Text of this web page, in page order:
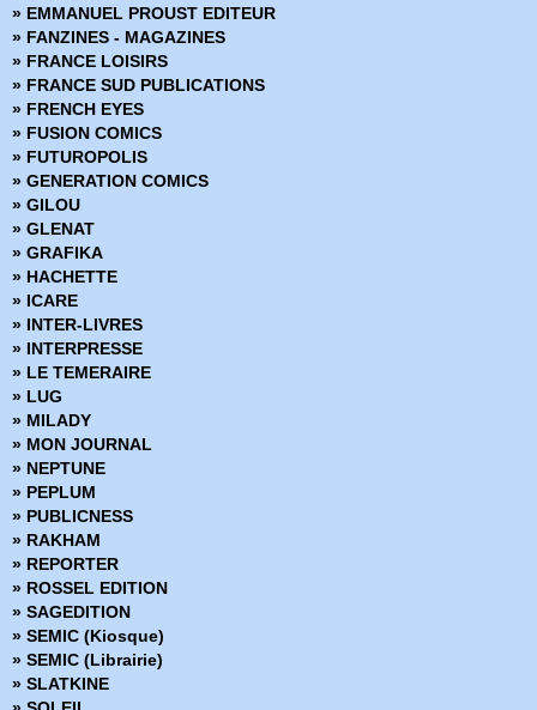
» Château l'attente
» Chimichanga
» Choker
» Chroniques de Corum
» Chroniques de Groom Lake
» Cinder & Ashe
» ClaSSwar
» Clear
» Clone
» Clones
» Clyde fans
» Codeflesh
» Collection Outsider
» Corps de pierre
» Cosmic detective
» Créatures sacrées
» Criminal
» Damn Them All
» Damned
» Dans la nuit noire
» Dark Ride
» Darkness
» Dead Body Road
» Dead inside
» Death Sentence
» Démons
» Density
» Derniers tests avant l'apocalypse
» Des loups dans les murs
» EMMANUEL PROUST EDITEUR
» FANZINES - MAGAZINES
» FRANCE LOISIRS
» FRANCE SUD PUBLICATIONS
» FRENCH EYES
» FUSION COMICS
» FUTUROPOLIS
» GENERATION COMICS
» GILOU
» GLENAT
» GRAFIKA
» HACHETTE
» ICARE
» INTER-LIVRES
» INTERPRESSE
» LE TEMERAIRE
» LUG
» MILADY
» MON JOURNAL
» NEPTUNE
» PEPLUM
» PUBLICNESS
» RAKHAM
» REPORTER
» ROSSEL EDITION
» SAGEDITION
» SEMIC (Kiosque)
» SEMIC (Librairie)
» SLATKINE